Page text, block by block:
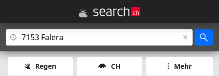
Regen CH Mehr